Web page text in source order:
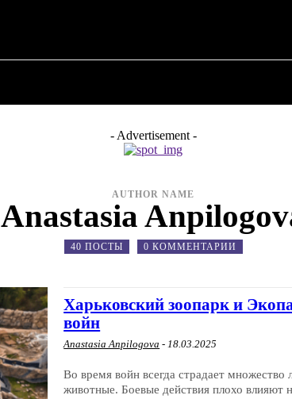
- Advertisement -
AUTHOR NAME
Anastasia
40 ПОСТЫ 0 КОММЕНТАРИИ
Харьковский зоопарк и
войн
Anastasia Anpilogova - 18.03.2025
Во время войн всегда страдает
животные. Боевые действия плохо влияют